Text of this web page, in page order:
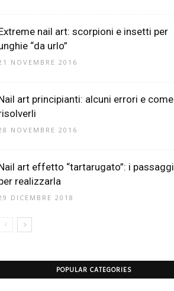
nail art: scorpioni e insetti per
“da urlo”
NOVEMBRE 2016
art principianti: alcuni errori e come
NOVEMBRE 2016
art effetto “tartarugato”: i passaggi
realizzarla
DICEMBRE 2018
POPULAR CATEGORIES